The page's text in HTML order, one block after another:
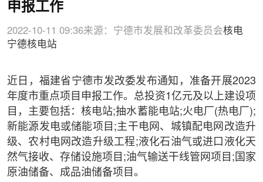
申报工作
2022-10-11 09:36来源：宁德市发展和改革委员会核电
宁德核电站
近日，福建省宁德市发改委发布通知，准备开展2023
年度市重点项目申报工作。总投资1亿元及以上建设项
目，主要包括：核电站;抽水蓄能电站;火电厂(热电厂);
新能源发电或储能项目;主干电网、城镇配电网改造升
级、农村电网改造升级工程;液化石油气或进口液化天
然气接收、存储设施项目;油气输送干线管网项目;国家
原油储备、成品油储备项目。